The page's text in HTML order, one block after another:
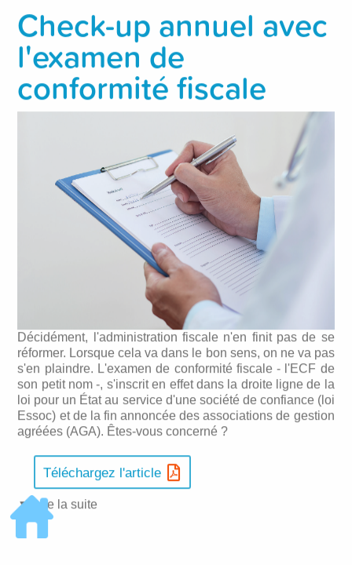
Check-up annuel avec
l'examen de
conformité fiscale
Décidément, l'administration fiscale n'en finit pas de se
réformer. Lorsque cela va dans le bon sens, on ne va pas
s'en plaindre. L'examen de conformité fiscale - l'ECF de
son petit nom -, s'inscrit en effet dans la droite ligne de la
loi pour un État au service d'une société de confiance (loi
Essoc) et de la fin annoncée des associations de gestion
agréées (AGA). Êtes-vous concerné ?
Téléchargez l'article
▼ Lire la suite